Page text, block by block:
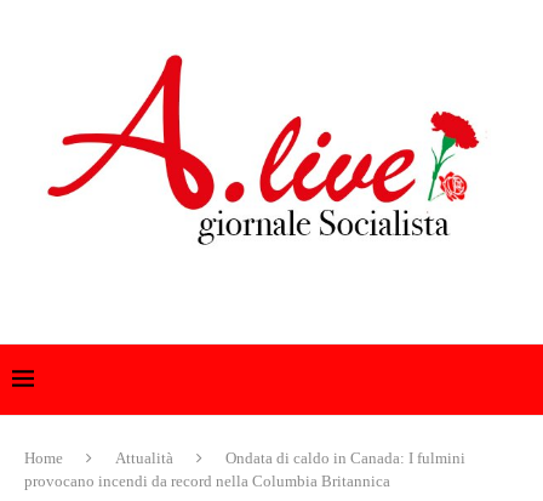
Home Attualità
Ondata di caldo in Canada: I fulmini
provocano incendi da record nella Columbia Britannica